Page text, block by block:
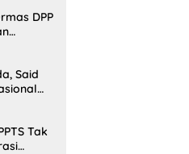
DPP
Said
Tak